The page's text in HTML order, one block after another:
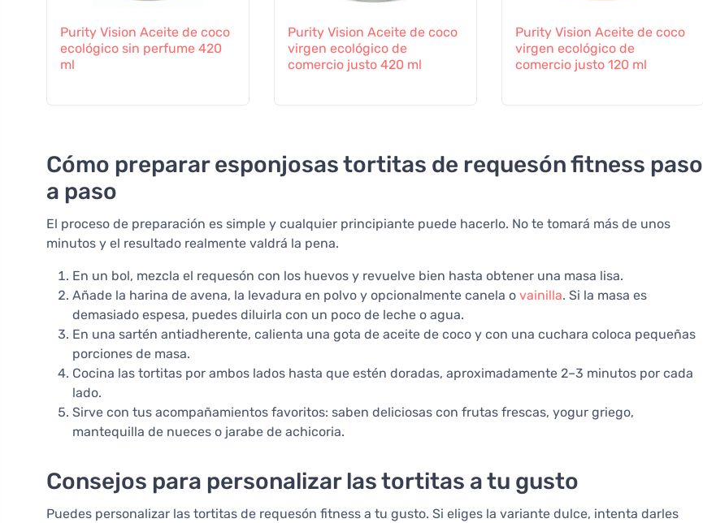
Purity Vision Aceite de coco
ecológico sin perfume 420
ml
Purity Vision Aceite de coco
virgen ecológico de
comercio justo 420 ml
Purity Vision Aceite de coco
virgen ecológico de
comercio justo 120 ml
Cómo preparar esponjosas tortitas de requesón fitness paso
a paso
El proceso de preparación es simple y cualquier principiante puede hacerlo. No te tomará más de unos
minutos y el resultado realmente valdrá la pena.
En un bol, mezcla el requesón con los huevos y revuelve bien hasta obtener una masa lisa.
Añade la harina de avena, la levadura en polvo y opcionalmente canela o vainilla. Si la masa es
demasiado espesa, puedes diluirla con un poco de leche o agua.
En una sartén antiadherente, calienta una gota de aceite de coco y con una cuchara coloca pequeñas
porciones de masa.
Cocina las tortitas por ambos lados hasta que estén doradas, aproximadamente 2–3 minutos por cada
lado.
Sirve con tus acompañamientos favoritos: saben deliciosas con frutas frescas, yogur griego,
mantequilla de nueces o jarabe de achicoria.
Consejos para personalizar las tortitas a tu gusto
Puedes personalizar las tortitas de requesón fitness a tu gusto. Si eliges la variante dulce, intenta darles